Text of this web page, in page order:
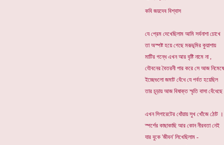
কবি জয়দেব বিশ্বাস
যে প্রেম দেখেছিলাম আমি সর্বনাশা চোখে
তা অস্পষ্ট হয়ে গেছে মরূভূমির কুয়াশায়
মাটির গন্ধে এখন আর বৃষ্টি নামে না ,
যৌবনের বৈতরনী পার করে সে আজ নিমেষে
ইচ্ছেগুলো জমাট বেঁধে যে পর্বত হয়েছিল
তার চূড়ায় আজ বিষাক্ত স্মৃতি বাসা
এখন সিগারেটের ধোঁয়ায় সুখ খোঁজে ঠোট ।
স্পর্শের কাছাকাছি আর কোন নীরবতা নেই
যার বুকে 'জীবন' লিখেছিলাম -